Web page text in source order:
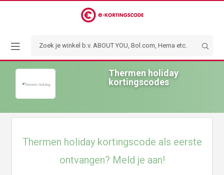
Thermen holiday
kortingscodes
Thermen holiday kortingscode als eerste
ontvangen? Meld je aan!